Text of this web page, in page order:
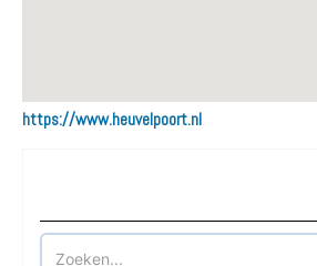
https://www.heuvelpoort.nl